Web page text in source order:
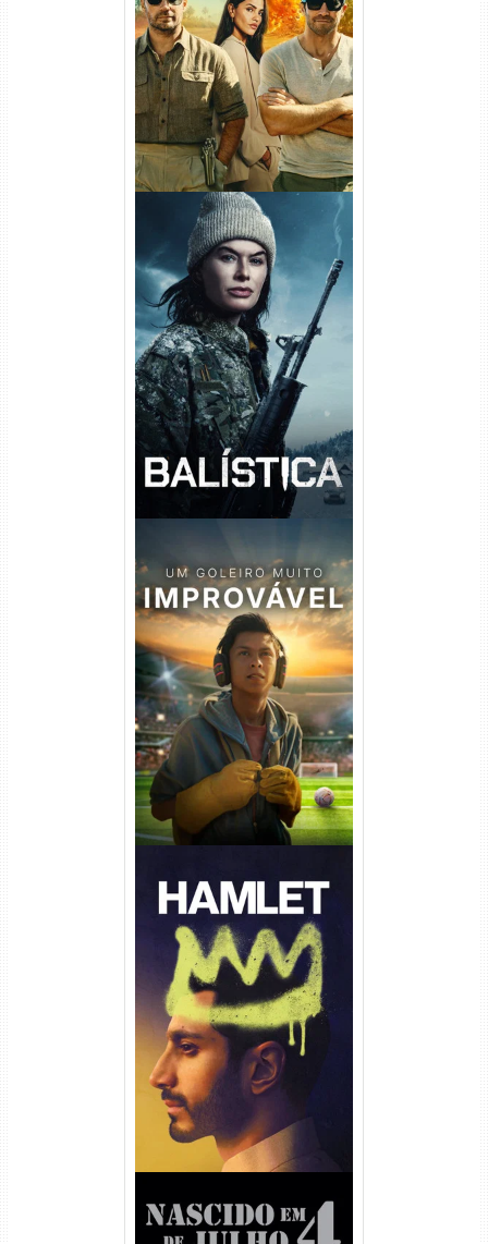
Na Zona Cinzenta Torrent
(2026) WEB-DL 1080p/4K
Dual Áudio
Balística Torrent (2025) WEB-
DL 1080p Dual Áudio
Um Goleiro Muito Improvável
Torrent (2026) WEB-DL 1080p
Dual Áudio
Hamlet Torrent (2026) WEB-
DL 1080p Dual Áudio